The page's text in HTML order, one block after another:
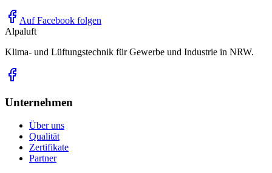
Auf Facebook folgen
Alpaluft
Klima- und Lüftungstechnik für Gewerbe und Industrie in NRW.
Unternehmen
Über uns
Qualität
Zertifikate
Partner